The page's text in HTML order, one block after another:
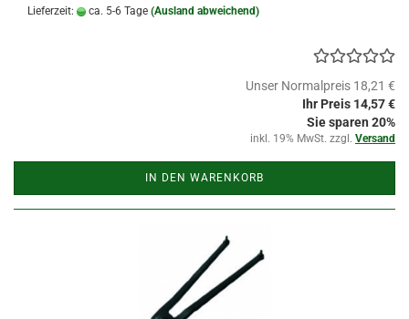
Lieferzeit: ca. 5-6 Tage (Ausland abweichend)
Unser Normalpreis 18,21 €
Ihr Preis 14,57 €
Sie sparen 20%
inkl. 19% MwSt. zzgl. Versand
IN DEN WARENKORB